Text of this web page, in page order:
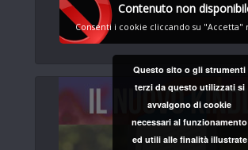
Contenuto non
Consenti i cookie cliccando su "Accetta"
Questo sito o gli strumenti
terzi da questo utilizzati si
avvalgono di cookie
necessari al funzionamento
ed utili alle finalità illustrate